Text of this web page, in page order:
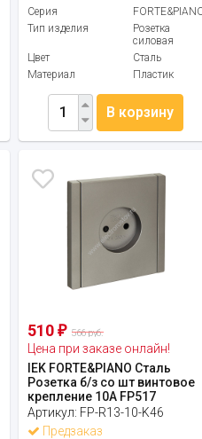
Серия
Тип изделия
Розетка
силовая
Цвет
Сталь
Материал
Пластик
В корзину
510₽ 566 руб.
Цена при заказе онлайн!
IEK FORTE&PIANO Сталь
Розетка б/з со шт винтовое
крепление 10А FP517
Артикул: FP-R13-10-K46
Предзаказ